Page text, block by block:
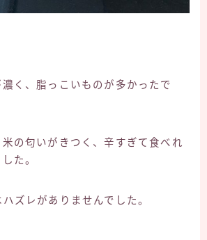
く、脂っこいものが多かったで
の匂いがきつく、辛すぎて食べれ
た。
ズレがありませんでした。